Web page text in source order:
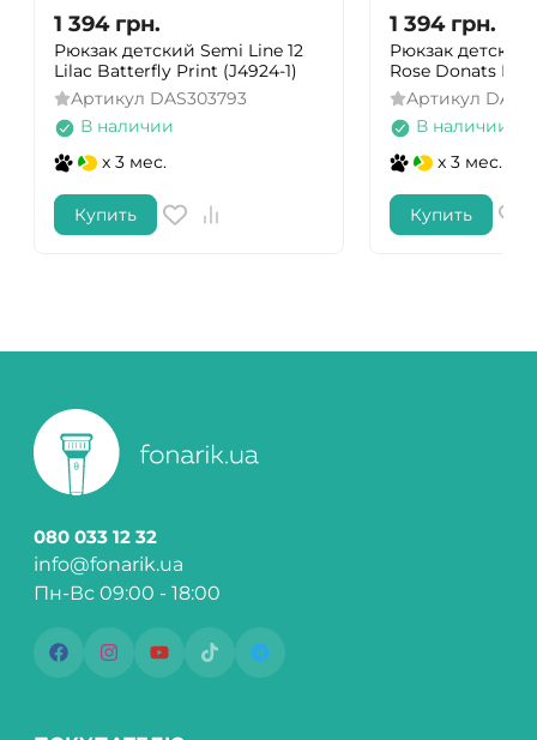
1 394 грн.
Рюкзак детский Semi Line 12
Lilac Batterfly Print (J4924-1)
Артикул DAS303793
В наличии
x 3 мес.
Купить
1 394 грн.
Рюкзак детский
Rose Donats
Артикул
В наличии
x 3 мес.
Купить
080 033 12 32
info@fonarik.ua
Пн-Вс 09:00 - 18:00